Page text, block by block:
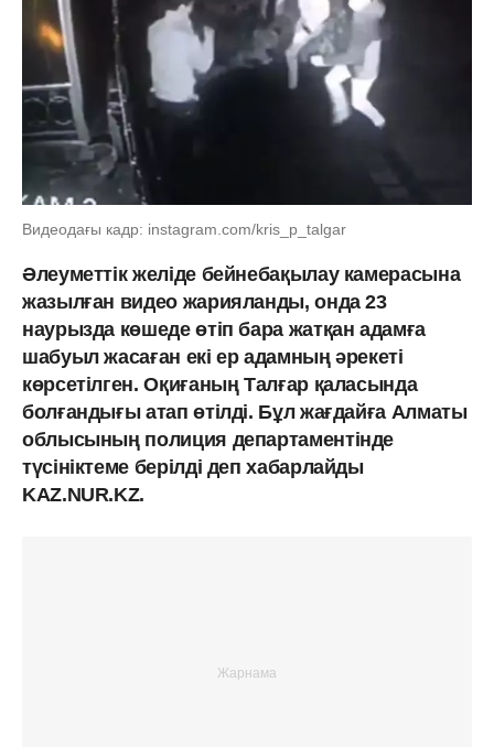
Видеодағы кадр: instagram.com/kris_p_talgar
Әлеуметтік желіде бейнебақылау камерасына
жазылған видео жарияланды, онда 23
наурызда көшеде өтіп бара жатқан адамға
шабуыл жасаған екі ер адамның әрекеті
көрсетілген. Оқиғаның Талғар қаласында
болғандығы атап өтілді. Бұл жағдайға Алматы
облысының полиция департаментінде
түсініктеме берілді деп хабарлайды
KAZ.NUR.KZ.